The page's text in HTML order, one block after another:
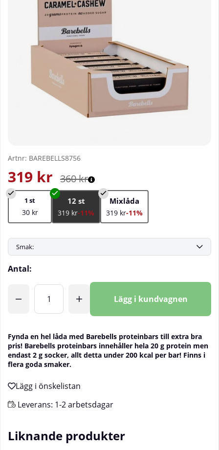
Artnr: BAREBELLS8756
360kr
319 kr
1 st
30 kr
12 st
319 kr-11%
Mixlåda
319 kr-11%
Antal:
Lägg i kundvagnen
Fynda en hel låda med Barebells proteinbars till extra bra
pris! Barebells proteinbars innehåller hela 20 g protein men
endast 2 g socker, allt detta under 200 kcal per bar! Finns i
flera goda smaker.
Leverans: 1-2 arbetsdagar
Liknande produkter